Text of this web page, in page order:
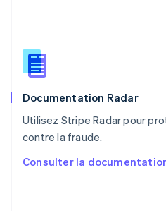
Documentation Radar
Utilisez Stripe Radar pour
contre la fraude.
Consulter la
English
Roumanie
Royaume-Uni
Singapour
English简体中文
English